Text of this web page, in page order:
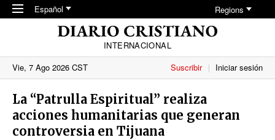
Skip to main content
Español Regions
INTERNACIONAL
Vie, 7 Ago 2026 CST
Suscribir Iniciar sesión
La “Patrulla Espiritual” realiza
acciones humanitarias que generan
controversia en Tijuana